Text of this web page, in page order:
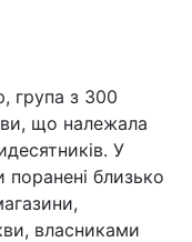
група з 300
що належала
У
поранені близько
власниками